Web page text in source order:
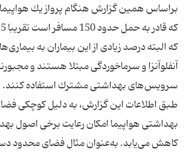
براساس همین گزارش هنگام پرواز یك
كه البته درصد زیادی از این بیماران به
آنفلوآنزا و سرماخوردگی مبتلا هستند و
طبق اطلاعات این گزارش، به دلیل كوچكی
بهداشتی هواپیما امكان رعایت برخی اصول
كاهش می‌یابد. به‌عنوان مثال فضای محدود